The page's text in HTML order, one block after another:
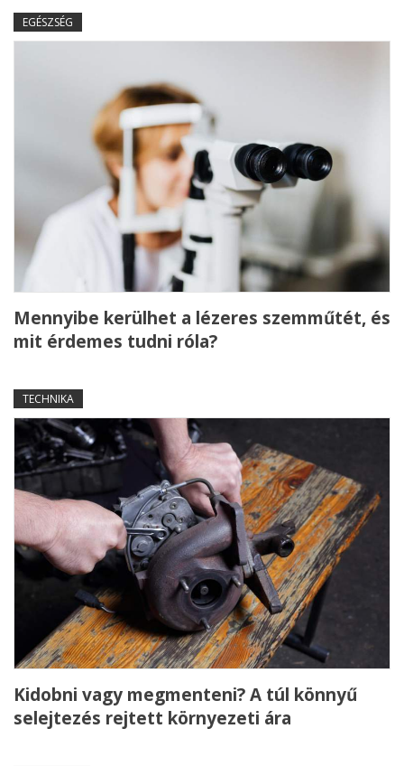
EGÉSZSÉG
Mennyibe kerülhet a lézeres szemműtét, és
mit érdemes tudni róla?
TECHNIKA
Kidobni vagy megmenteni? A túl könnyű
selejtezés rejtett környezeti ára